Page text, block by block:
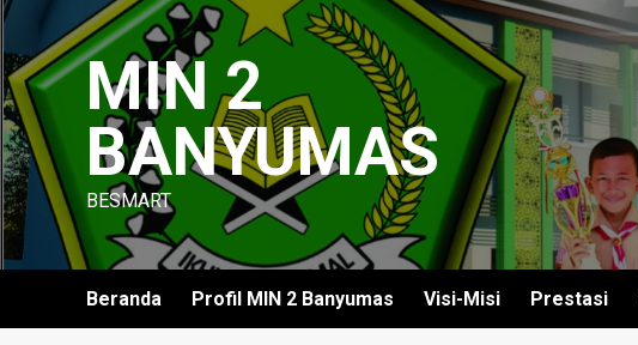
Skip
content
MIN 2
BANYUMAS
BESMART
Beranda Profil MIN 2 Banyumas Visi-Misi Prestasi